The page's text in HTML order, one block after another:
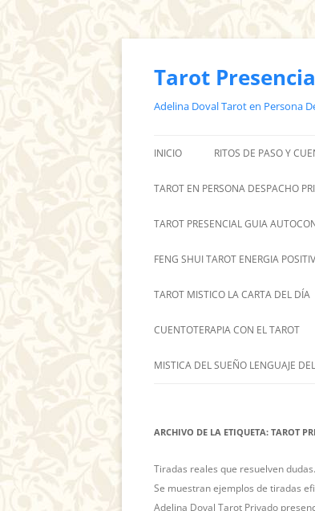
Saltar
Tarot
Adelina Doval Tarot en Persona
INICIO RITOS DE PASO Y
TAROT EN PERSONA DESPACHO
TAROT PRESENCIAL GUIA
FENG SHUI TAROT ENERGIA
TAROT MISTICO LA CARTA DEL DÍA
CUENTOTERAPIA CON EL TAROT
MISTICA DEL SUEÑO LENGUAJE
ARCHIVO DE LA ETIQUETA: TAROT
Tiradas reales que resuelven
Se muestran ejemplos de tiradas
Adelina Doval Tarot Privado